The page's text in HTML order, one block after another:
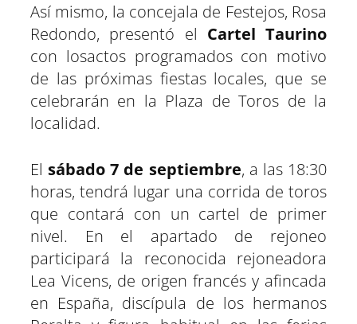
Así mismo, la concejala de Festejos, Rosa
Redondo, presentó el Cartel Taurino
con losactos programados con motivo
de las próximas fiestas locales, que se
celebrarán en la Plaza de Toros de la
localidad.
El sábado 7 de septiembre, a las 18:30
horas, tendrá lugar una corrida de toros
que contará con un cartel de primer
nivel. En el apartado de rejoneo
participará la reconocida rejoneadora
Lea Vicens, de origen francés y afincada
en España, discípula de los hermanos